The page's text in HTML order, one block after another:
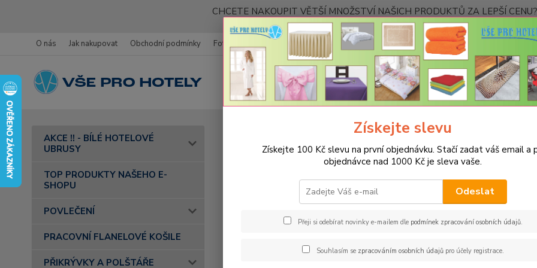
CHCETE NAKOUPIT VĚTŠÍ MNOŽSTVÍ NAŠICH PRODUKTŮ ZA LEPŠÍ
O nás Jak nakupovat Obchodní podmínky Fotogalerie Kontakty
Hledat
AKCE !! - BÍLÉ HOTELOVÉ
UBRUSY
TOP PRODUKTY NAŠEHO E-
SHOPU
POVLEČENÍ
PRACOVNÍ FLANELOVÉ KOŠILE
PŘIKRÝVKY A POLŠTÁŘE
Froté prostěradla s gumou - 190g/m2 - 45 barev
Froté prostěradlo 140x200cm -
Získejte slevu
Získejte 100 Kč slevu na první objednávku. Stačí zadat váš email a
objednávce nad 1000 Kč je sleva vaše.
Odeslat
Přeji si odebírat novinky e-mailem dle podmínek zpracování osobních údajů.
Souhlasím se zpracováním osobních údajůpro účely registrace.